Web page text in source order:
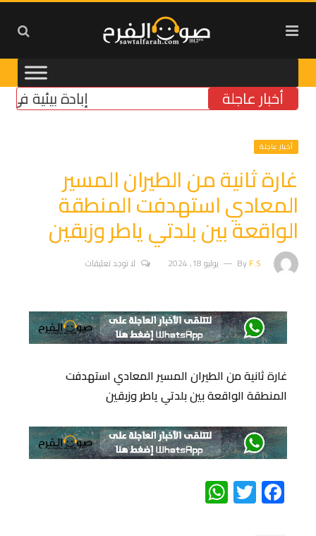
أخبار عاجلة إبادة بيئية في
أخبار عاجلة
غارة ثانية من الطيران المسير
المعادي استهدفت المنطقة
الواقعة بين بلدتي ياطر وزبقين
ByF.S يوليو 18, 2024 لا توجد تعليقات
غارة ثانية من الطيران المسير المعادي استهدفت
المنطقة الواقعة بين بلدتي ياطر وزبقين
Facebook
Twitter
WhatsApp